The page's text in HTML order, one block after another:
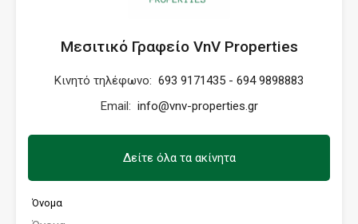
Μεσιτικό Γραφείο VnV Properties
Κινητό τηλέφωνο: 693 9171435 - 694 9898883
Email: info@vnv-properties.gr
Δείτε όλα τα ακίνητα
Όνομα